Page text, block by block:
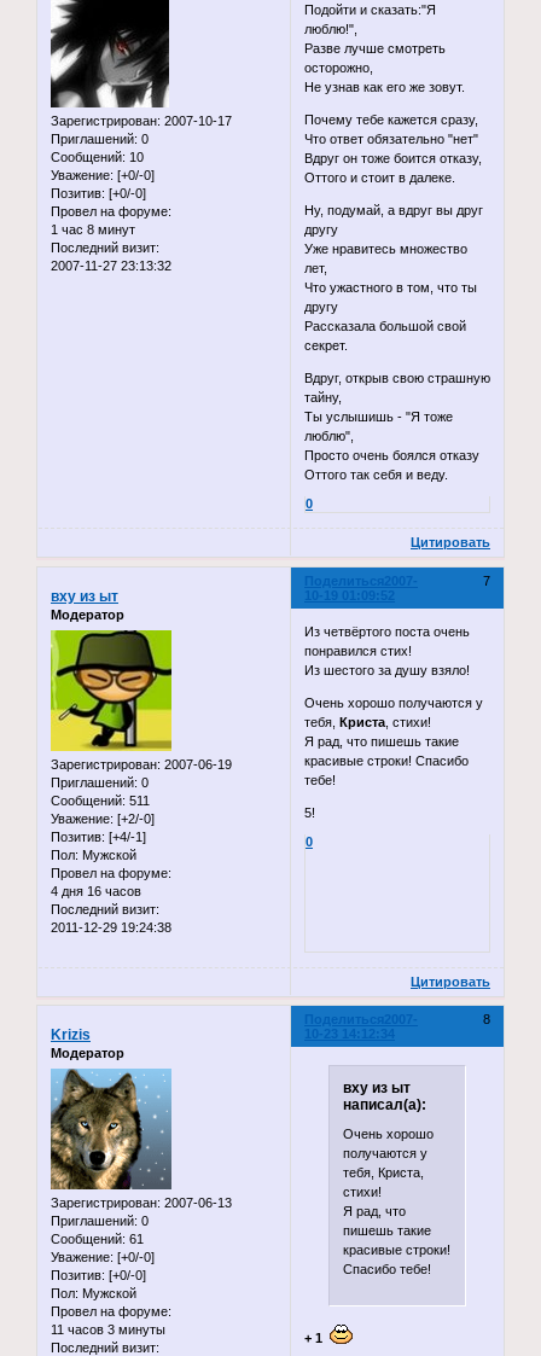
Зарегистрирован: 2007-10-17
Приглашений: 0
Сообщений: 10
Уважение: [+0/-0]
Позитив: [+0/-0]
Провел на форуме:
1 час 8 минут
Последний визит:
2007-11-27 23:13:32
Подойти и сказать:"Я
люблю!",
Разве лучше смотреть
осторожно,
Не узнав как его же зовут.
Почему тебе кажется сразу,
Что ответ обязательно "нет"
Вдруг он тоже боится отказу,
Оттого и стоит в далеке.
Ну, подумай, а вдруг вы друг
другу
Уже нравитесь множество
лет,
Что ужастного в том, что ты
другу
Рассказала большой свой
секрет.
Вдруг, открыв свою страшную
тайну,
Ты услышишь - "Я тоже
люблю",
Просто очень боялся отказу
Оттого так себя и веду.
0
Цитировать
Поделиться 7
2007-
10-19 01:09:52
вху из ыт
Модератор
Зарегистрирован: 2007-06-19
Приглашений: 0
Сообщений: 511
Уважение: [+2/-0]
Позитив: [+4/-1]
Пол: Мужской
Провел на форуме:
4 дня 16 часов
Последний визит:
2011-12-29 19:24:38
Из четвёртого поста очень
понравился стих!
Из шестого за душу взяло!
Очень хорошо получаются у
тебя,Криста , стихи!
Я рад, что пишешь такие
красивые строки! Спасибо
тебе!
5!
0
Цитировать
Поделиться 8
2007-
10-23 14:12:34
Krizis
Модератор
Зарегистрирован: 2007-06-13
Приглашений: 0
Сообщений: 61
Уважение: [+0/-0]
Позитив: [+0/-0]
Пол: Мужской
Провел на форуме:
11 часов 3 минуты
Последний визит:
вху из ыт
написал(а):
Очень хорошо
получаются у
тебя, Криста,
стихи!
Я рад, что
пишешь такие
красивые строки!
Спасибо тебе!
+ 1